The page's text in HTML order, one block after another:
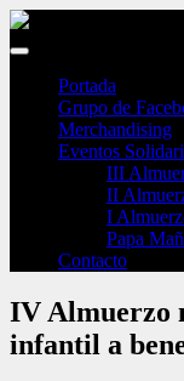
Portada
Grupo de
Merchandising
Eventos
III
II
I
Papa
Contacto
IV Almuerzo
infantil a